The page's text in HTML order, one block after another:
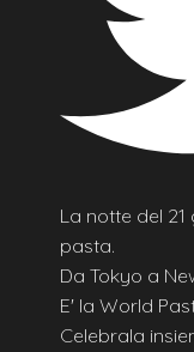
La notte del
pasta.
Da Tokyo a
E' la World
Celebrala